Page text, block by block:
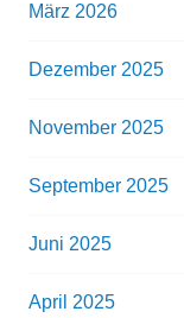
März 2026
Dezember 2025
November 2025
September 2025
Juni 2025
April 2025